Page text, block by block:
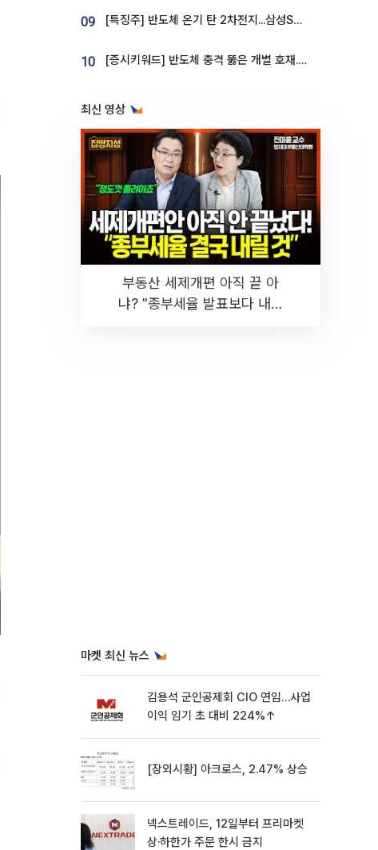
09 [특징주] 반도체 온기 탄 2차전지...삼성SDI, 장 초반 7% 넘게 껑충
10 [증시키워드] 반도체 충격 뚫은 개별 호재...포스코퓨처엠·에코프로·한화솔루션 '눈길'
최신 영상
부동산 세제개편 아직 끝 아
냐? "종부세율 발표보다 내릴
마켓 최신 뉴스
김용석 군인공제회 CIO 연임…사업
이익 임기 초 대비 224%↑
[장외시황] 아크로스, 2.47% 상승
넥스트레이드, 12일부터 프리마켓
상·하한가 주문 한시 금지